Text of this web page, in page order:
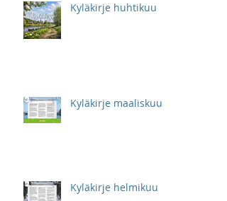
Kyläkirje huhtikuu
Kyläkirje maaliskuu
Kyläkirje helmikuu